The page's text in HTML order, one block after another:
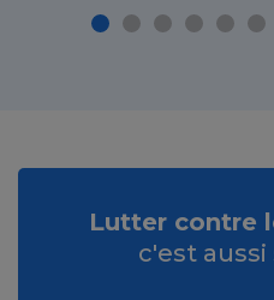
Lutter contre
c'est